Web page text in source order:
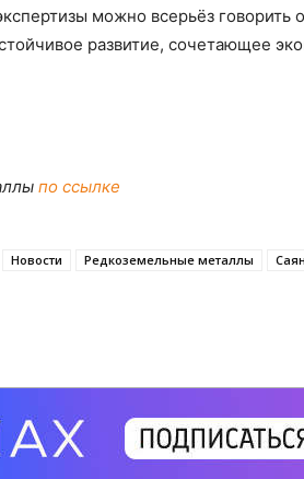
можно всерьёз говорить
развитие, сочетающее
по ссылке
Новости Редкоземельные металлы